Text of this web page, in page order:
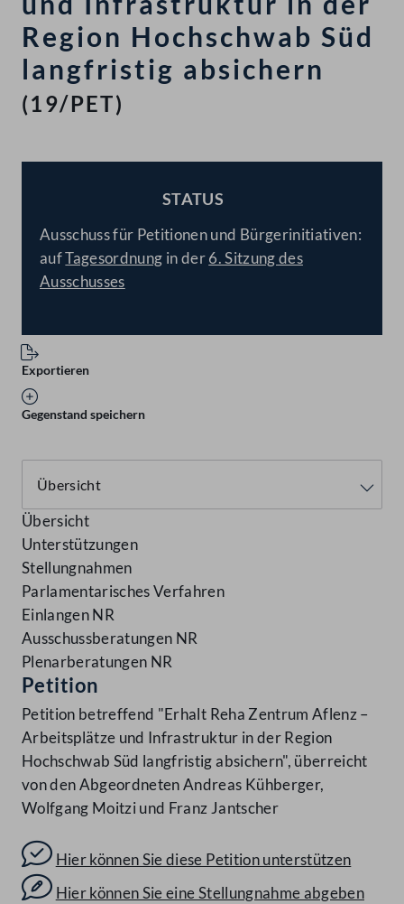
Region Hochschwab Süd
langfristig absichern
(19/PET)
STATUS
Ausschuss für Petitionen und Bürgerinitiativen:
aufTagesordnung in der6. Sitzung des
Ausschusses
Exportieren
Gegenstand speichern
Übersicht
Unterstützungen
Stellungnahmen
Parlamentarisches Verfahren
Einlangen NR
Ausschussberatungen NR
Plenarberatungen NR
Petition
Petition betreffend "Erhalt Reha Zentrum Aflenz –
Arbeitsplätze und Infrastruktur in der Region
Hochschwab Süd langfristig absichern", überreicht
von den Abgeordneten Andreas Kühberger,
Wolfgang Moitzi und Franz Jantscher
Hier können Sie diese Petition unterstützen
Hier können Sie eine Stellungnahme abgeben